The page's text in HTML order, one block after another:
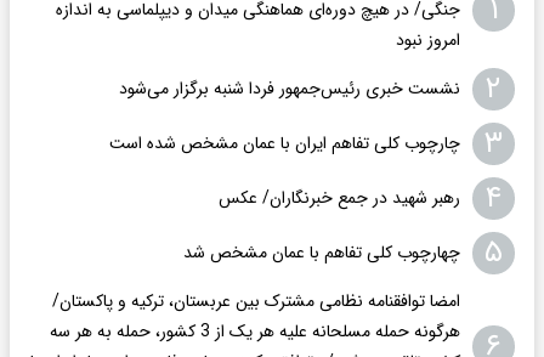
۱
جنگی/ در هیچ دوره‌ای هماهنگی میدان و دیپلماسی به اندازه
امروز نبود
۲ نشست خبری رئیس‌جمهور فردا شنبه برگزار می‌شود
۳ چارچوب کلی تفاهم ایران با عمان مشخص شده است
۴ رهبر شهید در جمع خبرنگاران/ عکس
۵ چهارچوب کلی تفاهم با عمان مشخص شد
۶
امضا توافقنامه نظامی مشترک بین عربستان، ترکیه و پاکستان/
هرگونه حمله مسلحانه علیه هر یک از 3 کشور، حمله به هر سه